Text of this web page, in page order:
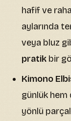
hafif ve
aylarında
veya bluz
pratik bir
Kimono
günlük
yönlü